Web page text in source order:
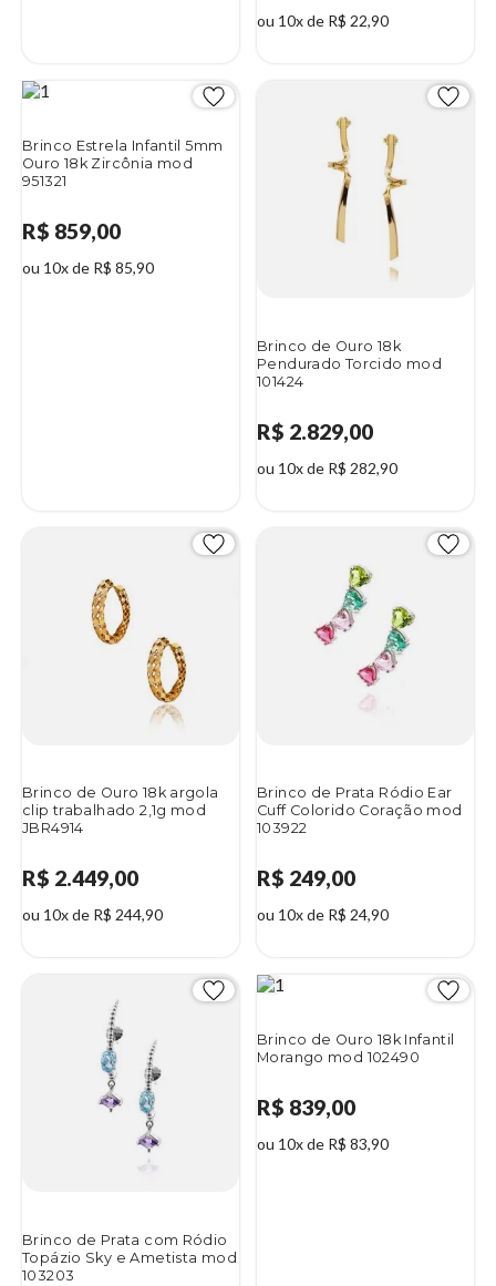
ou 10x de R$ 22,90
Brinco Estrela Infantil 5mm
Ouro 18k Zircônia mod
951321
R$ 859,00
ou 10x de R$ 85,90
Brinco de Ouro 18k
Pendurado Torcido mod
101424
R$ 2.829,00
ou 10x de R$ 282,90
Brinco de Ouro 18k argola
clip trabalhado 2,1g mod
JBR4914
R$ 2.449,00
ou 10x de R$ 244,90
Brinco de Prata Ródio Ear
Cuff Colorido Coração mod
103922
R$ 249,00
ou 10x de R$ 24,90
Brinco de Prata com Ródio
Topázio Sky e Ametista mod
103203
Brinco de Ouro 18k Infantil
Morango mod 102490
R$ 839,00
ou 10x de R$ 83,90